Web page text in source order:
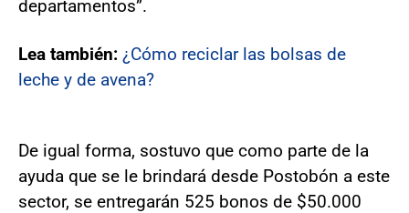
departamentos”.
Lea también: ¿Cómo reciclar las bolsas de
leche y de avena?
De igual forma, sostuvo que como parte de la
ayuda que se le brindará desde Postobón a este
sector, se entregarán 525 bonos de $50.000